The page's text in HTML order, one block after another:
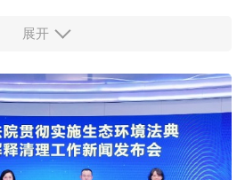
天免费退改
出上半年投资建设亮眼答卷
绩单出炉 见证产业提质跃迁
展开